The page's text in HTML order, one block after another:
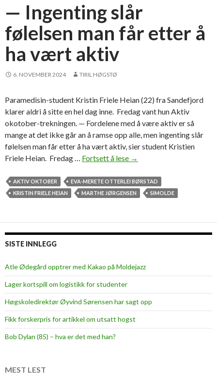
— Ingenting slår
følelsen man får etter å
ha vært aktiv
6. NOVEMBER 2024 TIRIL HØGSTØ
Paramedisin-student Kristin Friele Heian (22) fra Sandefjord
klarer aldri å sitte en hel dag inne. Fredag vant hun Aktiv
okotober-trekningen. — Fordelene med å være aktiv er så
mange at det ikke går an å ramse opp alle, men ingenting slår
følelsen man får etter å ha vært aktiv, sier student Kristien
Friele Heian. Fredag … Fortsett å lese —
n
g
g
s
r
f
→
AKTIV OKTOBER
EVA-MERETE OTTERLEI BØRSTAD
KRISTIN FRIELE HEIAN
MARTHE JØRGENSEN SIMOLDE
SISTE INNLEGG
Atle Ødegård opptrer med Kakao på Moldejazz
Lager kortspill om logistikk for studenter
Høgskoledirektør Øyvind Sørensen har sagt opp
Fikk forskerpris for artikkel om utsatt hogst
Bob Dylan (85) – hva er det med han?
MEST LEST